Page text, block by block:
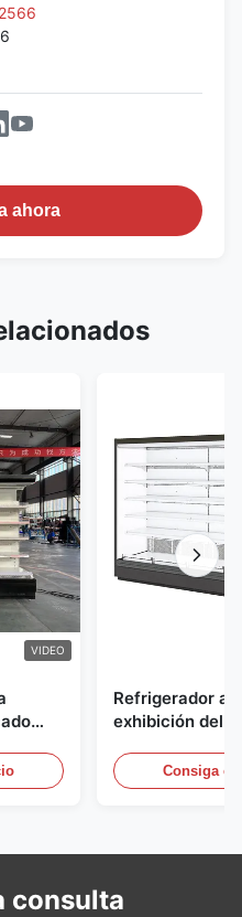
ahora
VIDEO
Refrigerador
exhibición del
aire abierto
Consiga el
consulta